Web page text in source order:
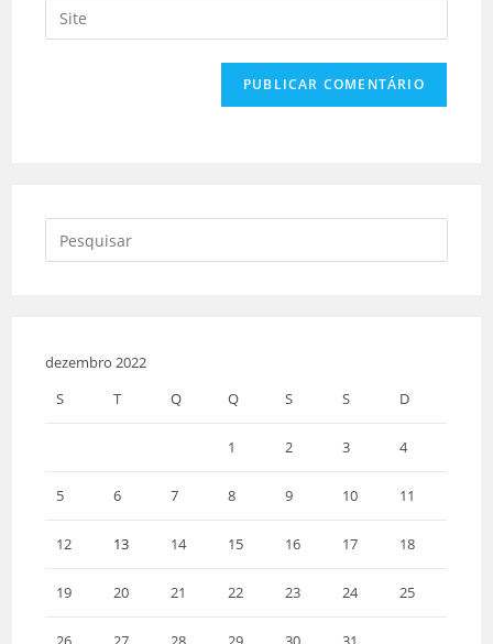
dezembro 2022
S
T Q Q S S D
1 2 3 4
5 6 7 8 9 10 11
12 13 14 15 16 17 18
19 20 21 22 23 24 25